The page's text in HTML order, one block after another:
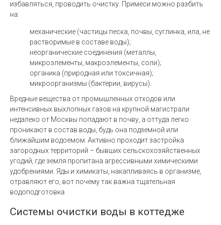
избавляться, проводить очистку. Примеси можно разбить
на:
механические (частицы песка, почвы, суглинка, ила, не
растворимые в составе воды);
неорганические соединения (металлы,
микроэлементы, макроэлементы, соли);
органика (природная или токсичная);
микроорганизмы (бактерии, вирусы).
Вредные вещества от промышленных отходов или
интенсивных выхлопных газов на крупной магистрали
недалеко от Москвы попадают в почву, а оттуда легко
проникают в состав воды, будь она подземной или
ближайшим водоемом. Активно проходит застройка
загородных территорий – бывших сельскохозяйственных
угодий, где земля пропитана агрессивными химическими
удобрениями. Яды и химикаты, накапливаясь в организме,
отравляют его, вот почему так важна тщательная
водоподготовка
Системы очистки воды в коттедже